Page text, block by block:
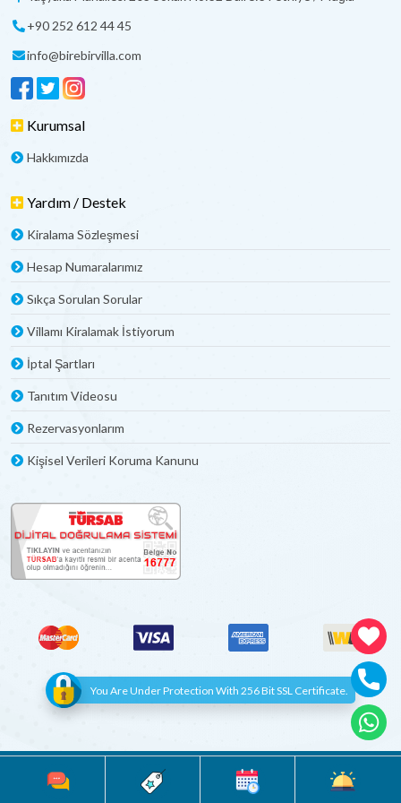
+90 252 612 44 45
info@birebirvilla.com
Kurumsal
Hakkımızda
Yardım / Destek
Kiralama Sözleşmesi
Hesap Numaralarımız
Sıkça Sorulan Sorular
Villamı Kiralamak İstiyorum
İptal Şartları
Tanıtım Videosu
Rezervasyonlarım
Kişisel Verileri Koruma Kanunu
You Are Under Protection With 256 Bit SSL Certificate.
© Copyright 2012 - 2022 | All Rights Reserved